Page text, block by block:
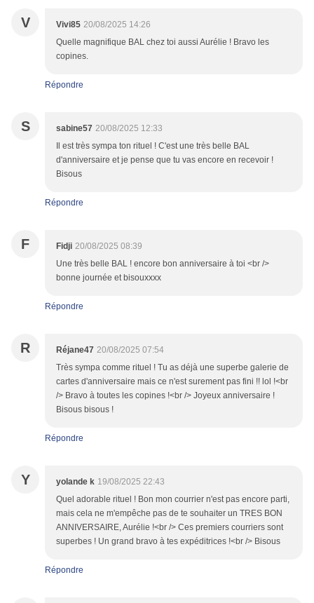
V Vivi85 20/08/2025 14:26
Quelle magnifique BAL chez toi aussi Aurélie ! Bravo les
copines.
Répondre
S sabine57 20/08/2025 12:33
Il est très sympa ton rituel ! C'est une très belle BAL
d'anniversaire et je pense que tu vas encore en recevoir !
Bisous
Répondre
F Fidji 20/08/2025 08:39
Une très belle BAL ! encore bon anniversaire à toi <br />
bonne journée et bisouxxxx
Répondre
R Réjane47 20/08/2025 07:54
Très sympa comme rituel ! Tu as déjà une superbe galerie de
cartes d'anniversaire mais ce n'est surement pas fini !! lol !<br
/> Bravo à toutes les copines !<br /> Joyeux anniversaire !
Bisous bisous !
Répondre
Y yolande k 19/08/2025 22:43
Quel adorable rituel ! Bon mon courrier n'est pas encore parti,
mais cela ne m'empêche pas de te souhaiter un TRES BON
ANNIVERSAIRE, Aurélie !<br /> Ces premiers courriers sont
superbes ! Un grand bravo à tes expéditrices !<br /> Bisous
Répondre